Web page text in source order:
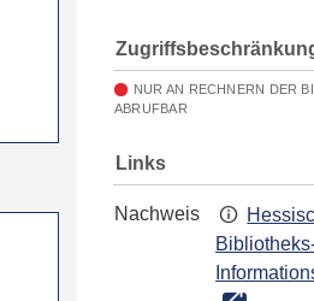
NUR AN RECHNERN DER
ABRUFBAR
Links
Nachweis